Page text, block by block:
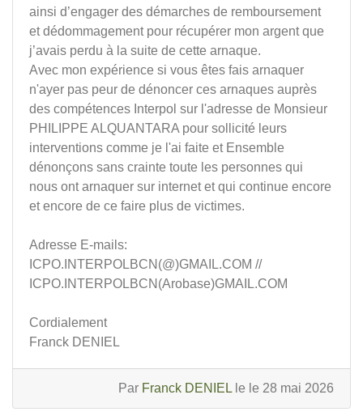
ainsi d’engager des démarches de remboursement
et dédommagement pour récupérer mon argent que
j’avais perdu à la suite de cette arnaque.
Avec mon expérience si vous êtes fais arnaquer
n'ayer pas peur de dénoncer ces arnaques auprès
des compétences Interpol sur l'adresse de Monsieur
PHILIPPE ALQUANTARA pour sollicité leurs
interventions comme je l'ai faite et Ensemble
dénonçons sans crainte toute les personnes qui
nous ont arnaquer sur internet et qui continue encore
et encore de ce faire plus de victimes.
Adresse E-mails:
ICPO.INTERPOLBCN(@)GMAIL.COM //
ICPO.INTERPOLBCN(Arobase)GMAIL.COM
Cordialement
Franck DENIEL
Par Franck DENIEL le le 28 mai 2026